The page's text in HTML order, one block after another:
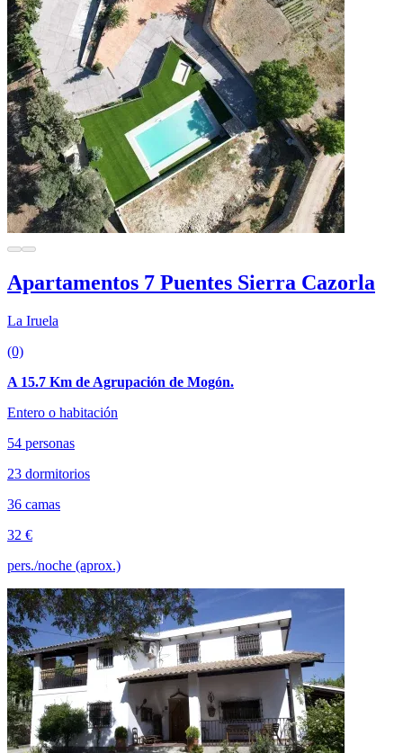
Apartamentos 7 Puentes Sierra Cazorla
La Iruela
(0)
A 15.7 Km de Agrupación de Mogón.
Entero o habitación
54 personas
23 dormitorios
36 camas
32 €
pers./noche (aprox.)